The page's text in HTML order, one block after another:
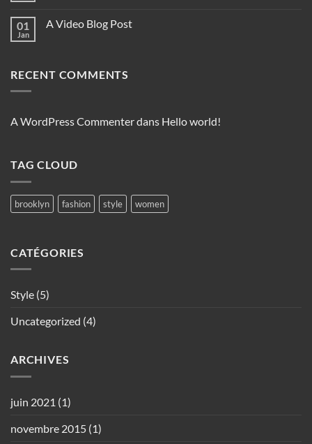
A
Gallery
A
01
Jan
A Video Blog Post
Video
RECENT COMMENTS
A WordPress Commenterdans Hello world!
TAG CLOUD
brooklyn fashion style women
CATÉGORIES
Style (5)
Uncategorized (4)
ARCHIVES
juin 2021 (1)
novembre 2015 (1)